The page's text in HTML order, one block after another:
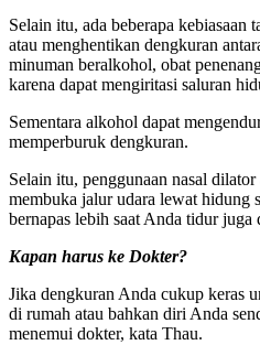
Selain itu, ada beberapa kebiasaan
atau menghentikan dengkuran
minuman beralkohol, obat
karena dapat mengiritasi saluran
Sementara alkohol dapat
memperburuk dengkuran.
Selain itu, penggunaan nasal
membuka jalur udara lewat hidung
bernapas lebih saat Anda tidur juga
Kapan harus ke Dokter?
Jika dengkuran Anda cukup keras
di rumah atau bahkan diri Anda
menemui dokter, kata Thau.